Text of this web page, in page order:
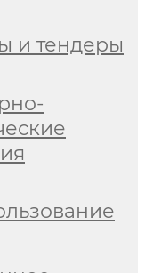
и тендеры